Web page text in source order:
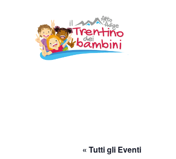
contenuto
« Tutti gli Eventi